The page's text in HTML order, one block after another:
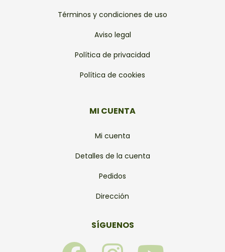
Términos y condiciones de uso
Aviso legal
Política de privacidad
Política de cookies
MI CUENTA
Mi cuenta
Detalles de la cuenta
Pedidos
Dirección
SÍGUENOS